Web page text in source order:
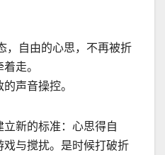
，自由的心思，不再被折
走。
声音操控。
新的标准：心思得自
与搅扰。是时候打破折